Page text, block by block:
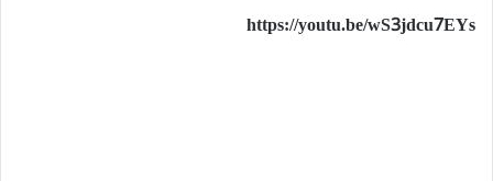
https://youtu.be/wS3jdcu7EYs